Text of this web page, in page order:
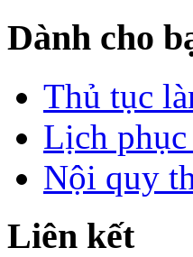
Dành cho
Thủ tục
Lịch
Nội quy
Liên kết